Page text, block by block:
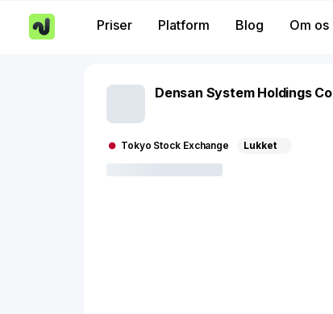
Priser Platform Blog Om os
Densan System Holdings Co
Tokyo Stock Exchange Lukket